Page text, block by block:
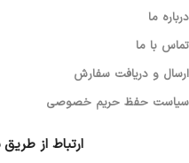
درباره ما
تماس با ما
ارسال و دریافت سفارش
سیاست حفظ حریم خصوصی
ارتباط از